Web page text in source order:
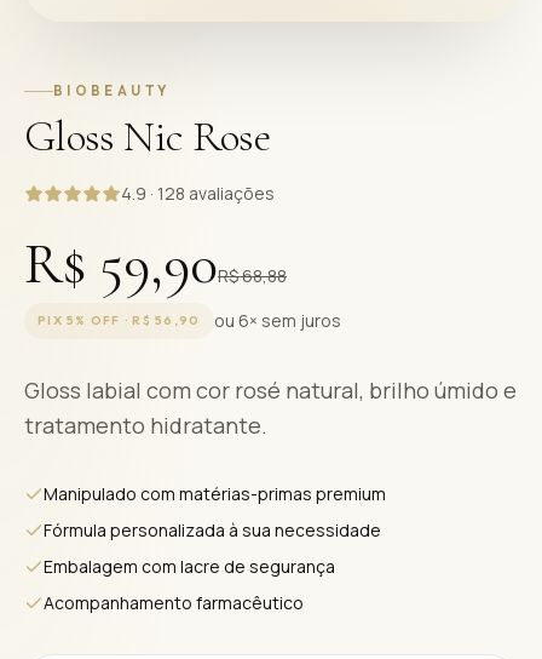
BIOBEAUTY
Gloss Nic Rose
4.9 · 128 avaliações
R$ 59,90R$ 68,88
PIX 5% OFF ·R$ 56,90 ou 6× sem juros
Gloss labial com cor rosé natural, brilho úmido e
tratamento hidratante.
Manipulado com matérias-primas premium
Fórmula personalizada à sua necessidade
Embalagem com lacre de segurança
Acompanhamento farmacêutico